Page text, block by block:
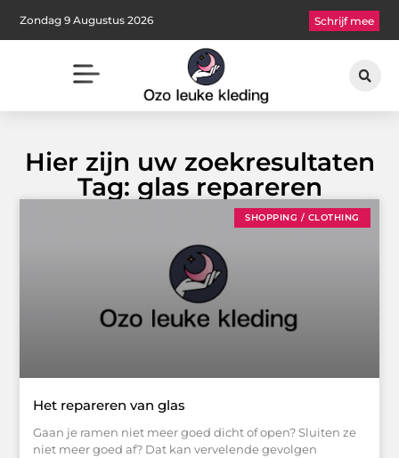
Zondag 9 Augustus 2026 Schrijf mee
Hier zijn uw zoekresultaten
Tag: glas repareren
SHOPPING / CLOTHING
Het repareren van glas
Gaan je ramen niet meer goed dicht of open? Sluiten ze
niet meer goed af? Dat kan vervelende gevolgen